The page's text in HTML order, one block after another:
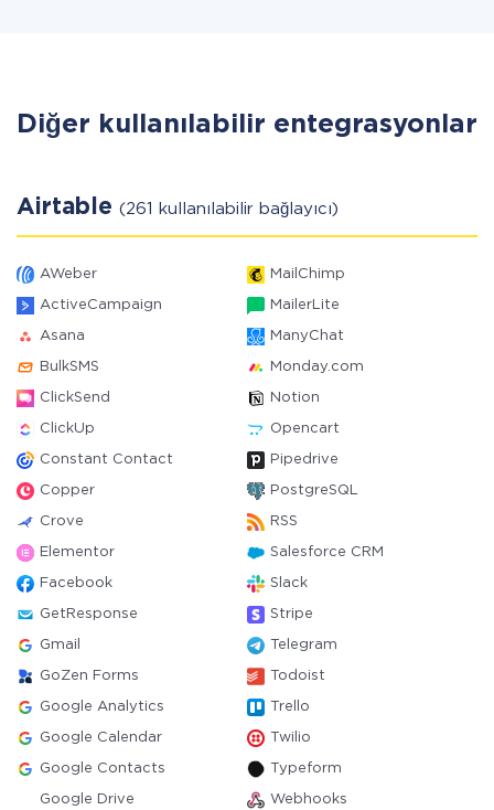
Diğer kullanılabilir entegrasyonlar
Airtable (261 kullanılabilir bağlayıcı)
AWeber MailChimp
ActiveCampaign MailerLite
Asana ManyChat
BulkSMS Monday.com
ClickSend Notion
ClickUp Opencart
Constant Contact Pipedrive
Copper PostgreSQL
Crove RSS
Elementor Salesforce CRM
Facebook Slack
GetResponse Stripe
Gmail Telegram
GoZen Forms Todoist
Google Analytics Trello
Google Calendar Twilio
Google Contacts Typeform
Google Drive Webhooks